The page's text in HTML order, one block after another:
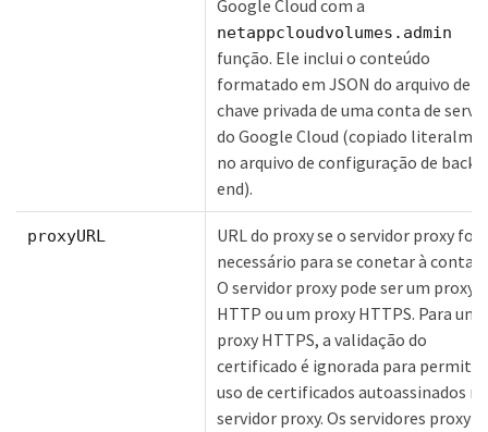
Google Cloud com a
netappcloudvolumes.admin
função. Ele inclui o conteúdo
formatado em JSON do arquivo de
chave privada de uma conta de
do Google Cloud (copiado
no arquivo de configuração de back-
end).
proxyURL
URL do proxy se o servidor proxy for
necessário para se conetar à conta
O servidor proxy pode ser um proxy
HTTP ou um proxy HTTPS. Para um
proxy HTTPS, a validação do
certificado é ignorada para permitir
uso de certificados autoassinados no
servidor proxy. Os servidores proxy